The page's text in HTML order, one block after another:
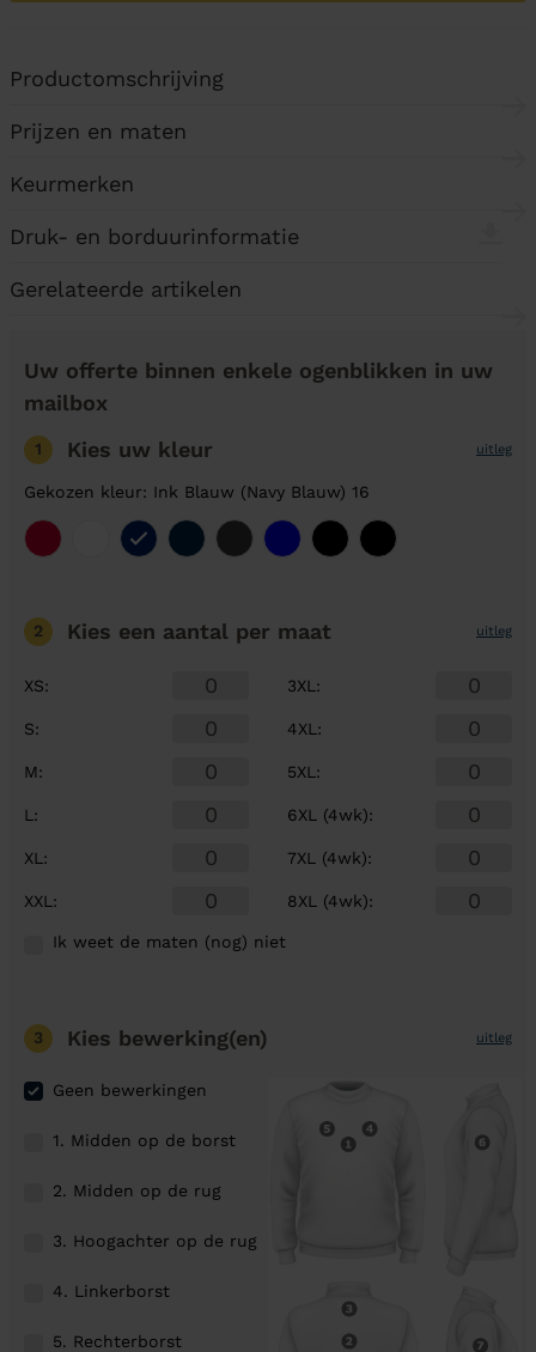
Productomschrijving
Prijzen en maten
Keurmerken
Druk- en borduurinformatie
Gerelateerde artikelen
Uw offerte binnen enkele ogenblikken in uw
mailbox
1 Kies uw kleur uitleg
Gekozen kleur: Ink Blauw (Navy Blauw) 16
2 Kies een aantal per maat uitleg
XS:
S:
M:
L :
XL :
XXL :
3XL :
4XL :
5XL :
6XL (4wk):
7XL (4wk):
8XL (4wk):
Ik weet de maten (nog) niet
3 Kies bewerking(en) uitleg
Geen bewerkingen
1. Midden op de borst
2. Midden op de rug
3. Hoogachter op de rug
4. Linkerborst
5. Rechterborst